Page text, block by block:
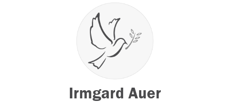
Irmgard Auer